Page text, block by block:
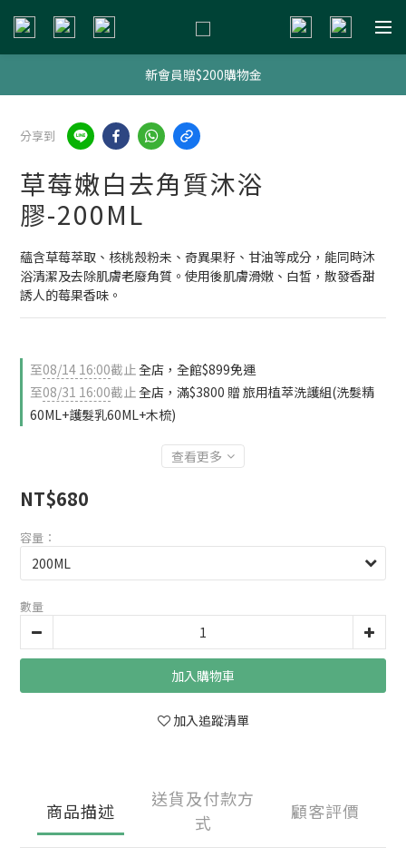
新會員贈$200購物金
新會員贈$200購物金
分享到
草莓嫩白去角質沐浴
膠-200ML
蘊含草莓萃取、核桃殼粉未、奇異果籽、甘油等成分，能同時沐
浴清潔及去除肌膚老廢角質。使用後肌膚滑嫩、白皙，散發香甜
誘人的莓果香味。
至08/14 16:00截止全店，全館$899免運
至08/31 16:00截止全店，滿$3800 贈 旅用植萃洗護組(洗髮精
60ML+護髮乳60ML+木梳)
查看更多
NT$680
容量：
數量
加入購物車
加入追蹤清單
商品描述
送貨及付款方
式
顧客評價